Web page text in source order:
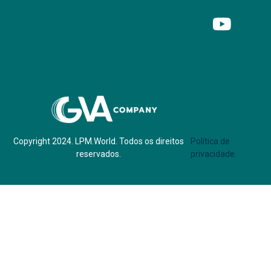
Copyright 2024. LPM.World. Todos os direitos
reservados.
Política de
privacidade.